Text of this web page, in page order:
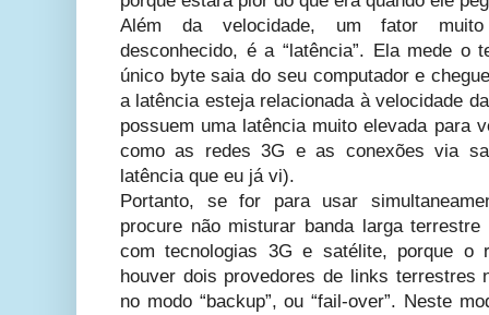
Além da velocidade, um fator muito
desconhecido, é a “latência”. Ela mede o
único byte saia do seu computador e
a latência esteja relacionada à velocidade
possuem uma latência muito elevada para
como as redes 3G e as conexões via
latência que eu já vi).
Portanto, se for para usar
procure não misturar banda larga
com tecnologias 3G e satélite, porque o
houver dois provedores de links terrestres
no modo “backup”, ou “fail-over”. Neste